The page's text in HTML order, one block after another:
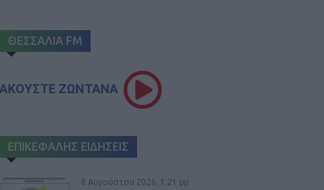
ΘΕΣΣΑΛΙΑ FM
ΑΚΟΥΣΤΕ ΖΩΝΤΑΝΑ
ΕΠΙΚΕΦΑΛΗΣ ΕΙΔΗΣΕΙΣ
8 Αυγούστου 2026, 1:21 μμ